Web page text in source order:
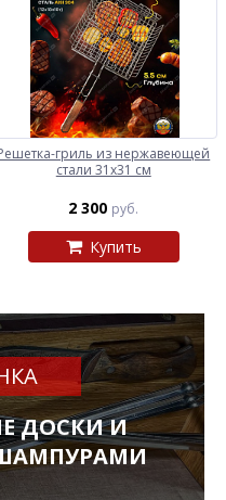
гриль из нержавеющей
стали 31х31 см
2 300 руб.
Купить
ДОСКИ И